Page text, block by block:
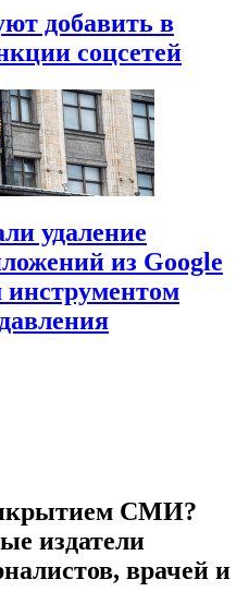
добавить в
соцсетей
удаление
из Google
СМИ?
издатели
врачей и